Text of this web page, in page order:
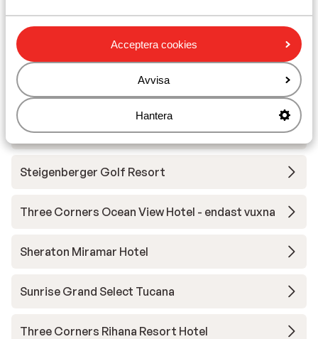
Acceptera cookies
Avvisa
Hantera
Andra boenden i Röda havet
Flyg - Hurghada
Beach Albatros Resort Hotel
Casa Cook El Gouna - endast vuxna
Steigenberger Golf Resort
Three Corners Ocean View Hotel - endast vuxna
Sheraton Miramar Hotel
Sunrise Grand Select Tucana
Three Corners Rihana Resort Hotel